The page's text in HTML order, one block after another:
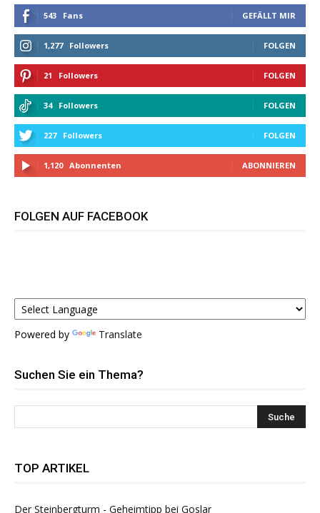
543 Fans GEFÄLLT MIR
1,277 Followers FOLGEN
21 Followers FOLGEN
34 Followers FOLGEN
227 Followers FOLGEN
1,120 Abonnenten ABONNIEREN
FOLGEN AUF FACEBOOK
Powered by Translate
Suchen Sie ein Thema?
TOP ARTIKEL
Der Steinbergturm - Geheimtipp bei Goslar